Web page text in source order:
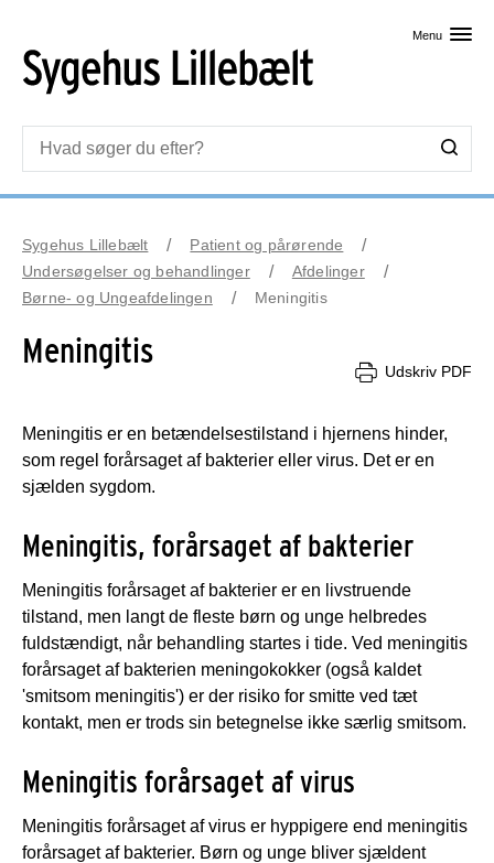
Menu
Sygehus Lillebælt
Patient og pårørende
Undersøgelser og behandlinger
Afdelinger
Børne- og Ungeafdelingen
Meningitis
Meningitis
Udskriv PDF
Meningitis er en betændelsestilstand i hjernens hinder,
som regel forårsaget af bakterier eller virus. Det er en
sjælden sygdom.
Meningitis, forårsaget af bakterier
Meningitis forårsaget af bakterier er en livstruende
tilstand, men langt de fleste børn og unge helbredes
fuldstændigt, når behandling startes i tide. Ved meningitis
forårsaget af bakterien meningokokker (også kaldet
'smitsom meningitis') er der risiko for smitte ved tæt
kontakt, men er trods sin betegnelse ikke særlig smitsom.
Meningitis forårsaget af virus
Meningitis forårsaget af virus er hyppigere end meningitis
forårsaget af bakterier. Børn og unge bliver sjældent